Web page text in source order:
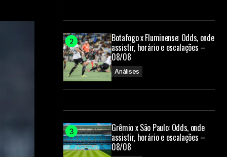
Botafogo x Fluminense: Odds, onde
assistir, horário e escalações –
08/08
Análises
Grêmio x São Paulo: Odds, onde
assistir, horário e escalações –
08/08